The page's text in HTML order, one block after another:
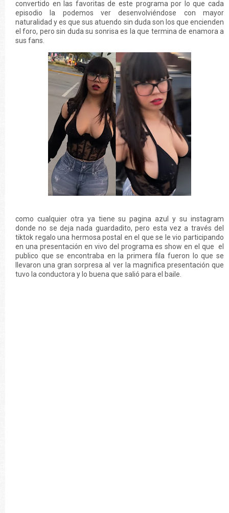
convertido en las favoritas de este programa por lo que cada
episodio la podemos ver desenvolviéndose con mayor
naturalidad y es que sus atuendo sin duda son los que encienden
el foro, pero sin duda su sonrisa es la que termina de enamora a
sus fans.
como cualquier otra ya tiene su pagina azul y su instagram
donde no se deja nada guardadito, pero esta vez a través del
tiktok regalo una hermosa postal en el que se le vio participando
en una presentación en vivo del programa es show en el que el
publico que se encontraba en la primera fila fueron lo que se
llevaron una gran sorpresa al ver la magnifica presentación que
tuvo la conductora y lo buena que salió para el baile.